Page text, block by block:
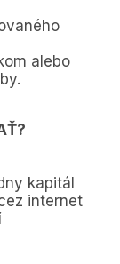
alebo
kapitál
internet